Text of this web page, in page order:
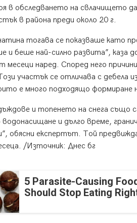
в обследването на свлачището
в района преди около 20 г.
тогава се показваше като
и беше най-силно развита”, каза
месеци наред. Според него
участък се отличава с дебела
е много подходящо формиране
и топенето на снега също
водонасищане и дълго време,
обясни експертът. Той
/Източник: Днес бг
5 Parasite-Causing
Should Stop Eating